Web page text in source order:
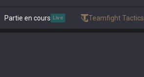
Partie en cours Live Teamfight Tactics